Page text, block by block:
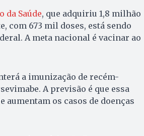
Saúde, que adquiriu 1,8 milhão
com 673 mil doses, está sendo
A meta nacional é vacinar ao
a imunização de recém-
A previsão é que essa
aumentam os casos de doenças